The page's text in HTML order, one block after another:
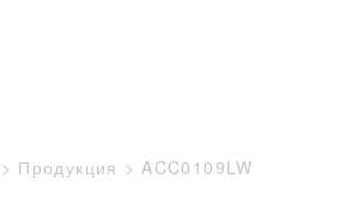
Продукция ACC0109LW